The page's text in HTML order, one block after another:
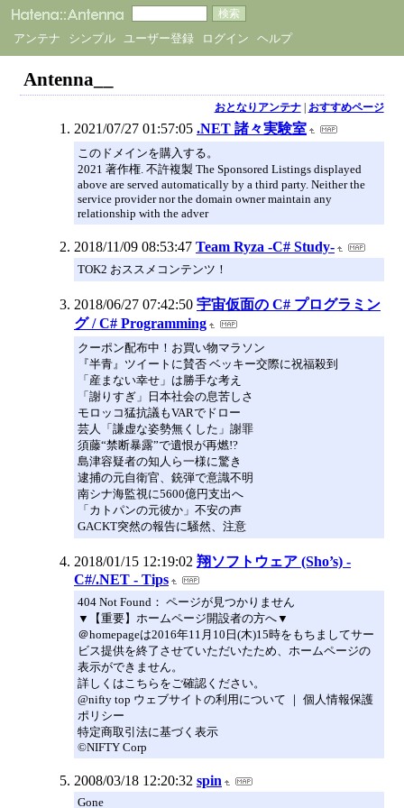
アンテナ シンプル ユーザー登録 ログイン ヘルプ
Antenna__
おとなりアンテナ| おすすめページ
2021/07/27 01:57:05 .NET 諸々実験室
このドメインを購入する。
2021 著作権. 不許複製 The Sponsored Listings displayed
above are served automatically by a third party. Neither the
service provider nor the domain owner maintain any
relationship with the adver
2018/11/09 08:53:47 Team Ryza -C# Study-
TOK2 おススメコンテンツ！
2018/06/27 07:42:50 宇宙仮面の C# プログラミン
グ / C# Programming
クーポン配布中！お買い物マラソン
『半青』ツイートに賛否 ベッキー交際に祝福殺到
「産まない幸せ」は勝手な考え
「謝りすぎ」日本社会の息苦しさ
モロッコ猛抗議もVARでドロー
芸人「謙虚な姿勢無くした」謝罪
須藤“禁断暴露”で遺恨が再燃!?
島津容疑者の知人ら一様に驚き
逮捕の元自衛官、銃弾で意識不明
南シナ海監視に5600億円支出へ
「カトパンの元彼か」不安の声
GACKT突然の報告に騒然、注意
2018/01/15 12:19:02 翔ソフトウェア (Sho’s) -
C#/.NET - Tips
404 Not Found： ページが見つかりません
▼【重要】ホームページ開設者の方へ▼
＠homepageは2016年11月10日(木)15時をもちましてサー
ビス提供を終了させていただいたため、ホームページの
表示ができません。
詳しくはこちらをご確認ください。
@nifty top ウェブサイトの利用について ｜ 個人情報保護
ポリシー
特定商取引法に基づく表示
©NIFTY Corp
2008/03/18 12:20:32 spin
Gone